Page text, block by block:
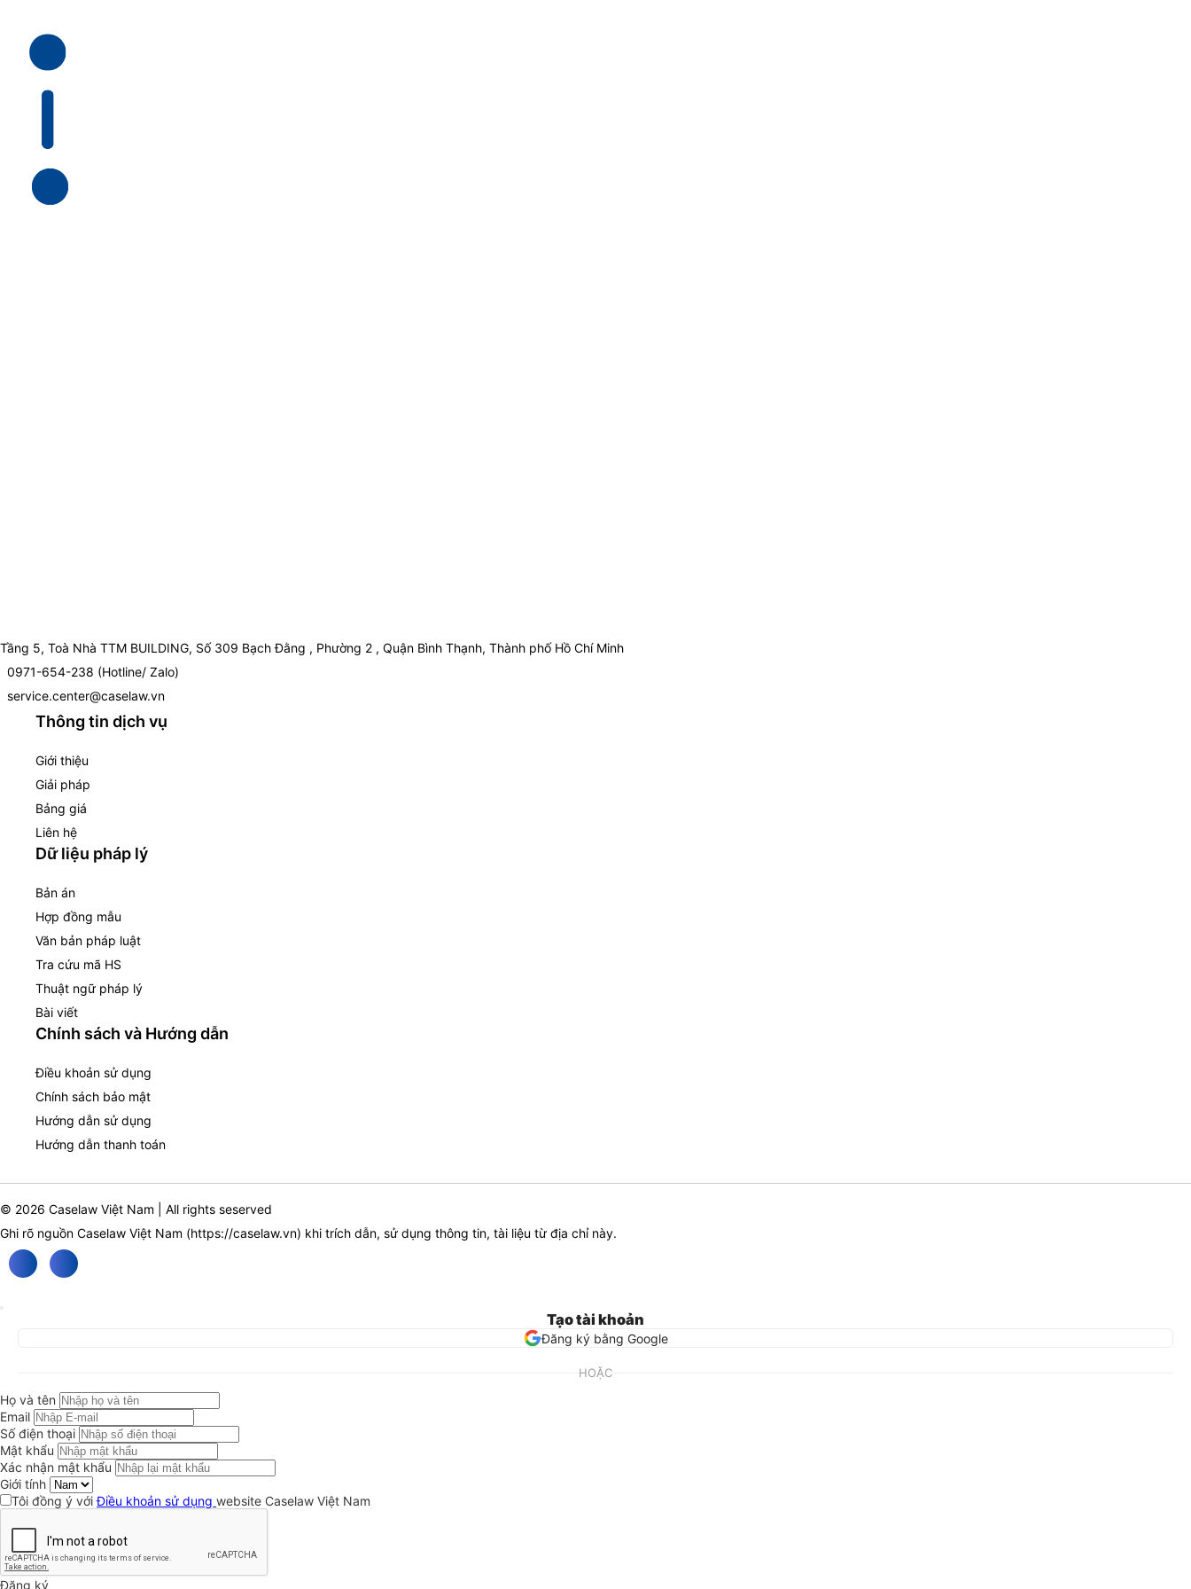
Tầng 5, Toà Nhà TTM BUILDING, Số 309 Bạch Đằng , Phường 2 , Quận Bình Thạnh, Thành phố Hồ Chí Minh
0971-654-238 (Hotline/ Zalo)
service.center@caselaw.vn
Thông tin dịch vụ
Giới thiệu
Giải pháp
Bảng giá
Liên hệ
Dữ liệu pháp lý
Bản án
Hợp đồng mẫu
Văn bản pháp luật
Tra cứu mã HS
Thuật ngữ pháp lý
Bài viết
Chính sách và Hướng dẫn
Điều khoản sử dụng
Chính sách bảo mật
Hướng dẫn sử dụng
Hướng dẫn thanh toán
© 2026 Caselaw Việt Nam | All rights seserved
Ghi rõ nguồn Caselaw Việt Nam (https://caselaw.vn) khi trích dẫn, sử dụng thông tin, tài liệu từ địa chỉ này.
Tạo tài khoản
Đăng ký bằng Google
HOẶC
Họ và tên
Email
Số điện thoại
Mật khẩu
Xác nhận mật khẩu
Giới tính
Tôi đồng ý vớiĐiều khoản sử dụng website Caselaw Việt Nam
Đăng ký